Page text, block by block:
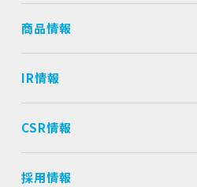
商品情報
IR情報
CSR情報
採用情報